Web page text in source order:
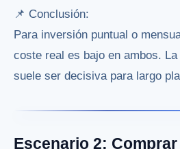
📌 Conclusión:
Para inversión puntual o
coste real es bajo en ambos.
suele ser decisiva para largo
Escenario 2: Comprar